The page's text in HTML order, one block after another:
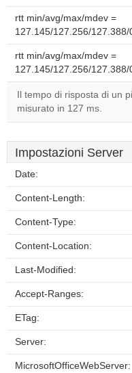
rtt min/avg/max/mdev =
127.145/127.256/127.388/
rtt min/avg/max/mdev =
127.145/127.256/127.388/
Il tempo di risposta di un
misurato in 127 ms.
Impostazioni Server
Date:
Content-Length:
Content-Type:
Content-Location:
Last-Modified:
Accept-Ranges:
ETag:
Server:
MicrosoftOfficeWebServer: